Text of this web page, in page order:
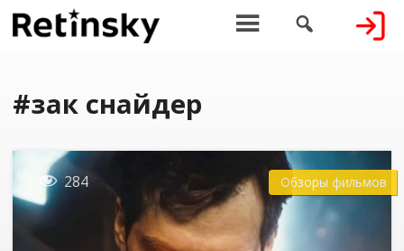
 
#зак снайдер
 284 Обзоры фильмов